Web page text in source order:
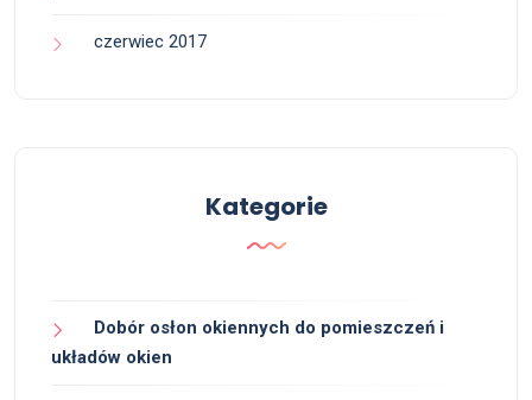
czerwiec 2017
Kategorie
Dobór osłon okiennych do pomieszczeń i
układów okien